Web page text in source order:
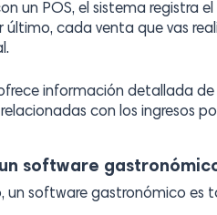
un POS, el sistema registra
último, cada venta que vas
información detallada
con los ingresos
software
un software gastronómico es